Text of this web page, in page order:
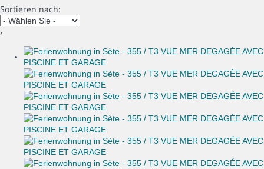
Sortieren nach:
›